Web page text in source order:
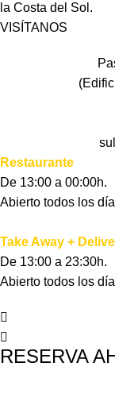
la Costa del Sol.
VISÍTANOS
Restaurante
De 13:00 a 00:00h.
‍Abierto todos los
Take Away +
De 13:00 a 23:30h.
‍Abierto todos los
RESERVA